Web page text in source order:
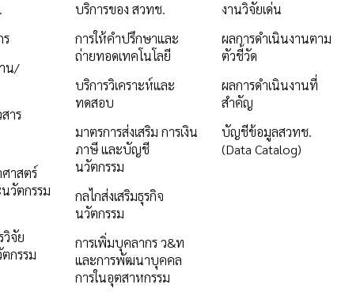
ร
น/
าร
าสตร์
วัตกรรม
วิจัย
กรรม
บริการของ สวทช.
การให้คำปรึกษาและ
ถ่ายทอดเทคโนโลยี
บริการวิเคราะห์และ
ทดสอบ
มาตรการส่งเสริม การเงิน
ภาษี และบัญชี
นวัตกรรม
กลไกส่งเสริมธุรกิจ
นวัตกรรม
การเพิ่มบุคลากร ว&ท
และการพัฒนาบุคคล
การในอุตสาหกรรม
งานวิจัยเด่น
ผลการดำเนินงานตาม
ตัวชี้วัด
ผลการดำเนินงานที่
สำคัญ
บัญชีข้อมูลสวทช.
(Data Catalog)